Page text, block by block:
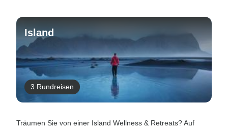
Island
3 Rundreisen
Träumen Sie von einer Island Wellness & Retreats? Auf